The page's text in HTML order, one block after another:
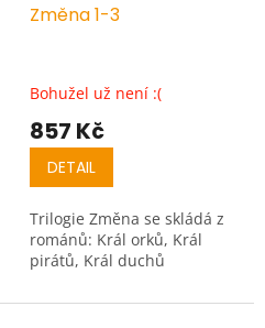
Změna 1-3
Bohužel už není :(
857 Kč
DETAIL
Trilogie Změna se skládá z
románů: Král orků, Král
pirátů, Král duchů